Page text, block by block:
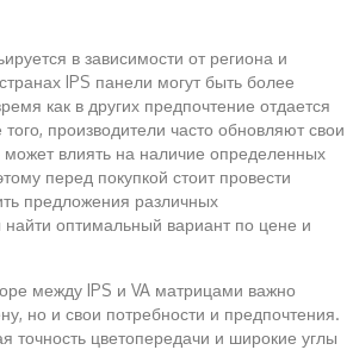
в зависимости от региона и
IPS панели могут быть более
как в других предпочтение отдается
производители часто обновляют свои
может влиять на наличие определенных
перед покупкой стоит провести
предложения различных
найти оптимальный вариант по цене и
между IPS и VA матрицами важно
но и свои потребности и предпочтения.
точность цветопередачи и широкие углы